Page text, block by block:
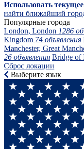
Использовать
найти ближайший
Популярные города
London, London 1286
Kingdom 74 объявления
Manchester, Great
26 объявления Bridge of
Сброс локации
Выберите язык